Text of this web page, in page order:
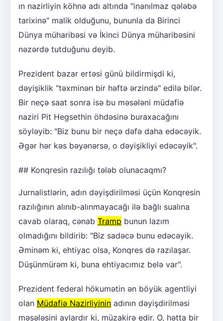
ın nazirliyin köhnə adı altında "inanılmaz qələbə
tarixinə" malik olduğunu, bununla da Birinci
Dünya müharibəsi və İkinci Dünya müharibəsini
nəzərdə tutduğunu deyib.
Prezident bazar ertəsi günü bildirmişdi ki,
dəyişiklik "təxminən bir həftə ərzində" edilə bilər.
Bir neçə saat sonra isə bu məsələni müdafiə
naziri Pit Hegsethin öhdəsinə buraxacağını
söyləyib: "Biz bunu bir neçə dəfə daha edəcəyik.
Əgər hər kəs bəyənərsə, o dəyişikliyi edəcəyik".
## Konqresin razılığı tələb olunacaqmı?
Jurnalistlərin, adın dəyişdirilməsi üçün Konqresin
razılığının alınıb-alınmayacağı ilə bağlı sualına
cavab olaraq, cənab Tramp bunun lazım
olmadığını bildirib: "Biz sadəcə bunu edəcəyik.
Əminəm ki, ehtiyac olsa, Konqres də razılaşar.
Düşünmürəm ki, buna ehtiyacımız belə var".
Prezident federal hökumətin ən böyük agentliyi
olan Müdafiə Nazirliyinin adının dəyişdirilməsi
məsələsini aylardır ki, müzakirə edir. O, hətta bir